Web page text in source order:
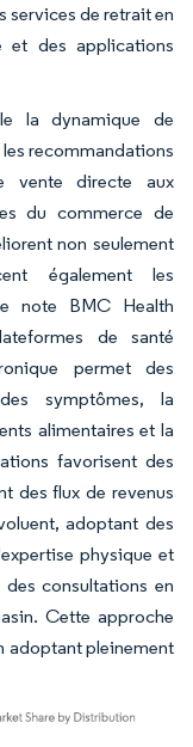
services de retrait en
et des applications
la dynamique de
recommandations
vente directe aux
du commerce de
non seulement
également les
note BMC Health
de santé
permet des
symptômes, la
alimentaires et la
favorisent des
des flux de revenus
adoptant des
physique et
consultations en
Cette approche
adoptant pleinement